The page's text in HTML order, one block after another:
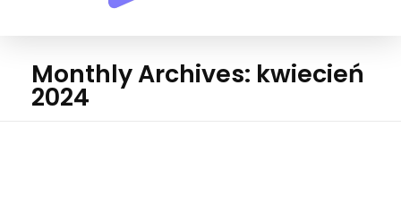
Monthly Archives: kwiecień
2024